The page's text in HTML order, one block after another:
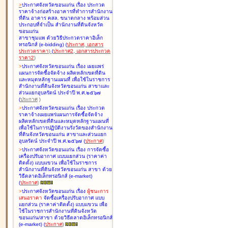
>ประกาศจังหวัดขอนแก่น เรื่อง ประกวด
ราคาจ้างก่อสร้างอาคารที่ทำการสำนักงาน
ที่ดิน อาคาร คสล. ขนาดกลาง พร้อมส่วน
ประกอบที่จำเป็น สำนักงานที่ดินจังหวัด
ขอนแก่น
สาขาชุมแพ ด้วยวิธีประกวดราคาอิเล็ก
ทรอนิกส์ (e-bidding) (ประกาศ, เอกสาร
ประกวดราคา) (ประกาศ2, เอกสารประกวด
ราคา2)
>ประกาศจังหวัดขอนแก่น เรื่อง เผยแพร่
แผนการจัดซื้อจัดจ้าง ผลิตหลักเขตที่ดิน
และหมุดหลักฐานแผนที่ เพื่อใช้ในราชการ
สำนักงานที่ดินจังหวัดขอนแก่น สาขาและ
ส่วนแยกอุบลรัตน์ ประจำปี พ.ศ.๒๕๖๗
(ประกาศ )
>ประกาศจังหวัดขอนแก่น เรื่อง ประกวด
ราคาจ้างเผยแพร่แผนการจัดซื้อจัดจ้าง
ผลิตหลักเขตที่ดินและหมุดหลักฐานแผนที่
เพื่อใช้ในการปฏิบัติงานรังวัดของสำนักงาน
ที่ดินจังหวัดขอนแก่น สาขาและส่วนแยก
อุบลรัตน์ ประจำปี พ.ศ.๒๕๖๗ (ประกาศ)
>ประกาศจังหวัดขอนแก่น เรื่อง การจัดซื้อ
เครื่องปรับอากาศ แบบแยกส่วน (ราคาค่า
ติดตั้ง) แบบแขวน เพื่อใช้ในราชการ
สำนักงานที่ดินจังหวัดขอนแก่น สาขา ด้วย
วิธีตลาดอิเล็กทรอนิกส์ (e-market)
(ประกาศ)
>ประกาศจังหวัดขอนแก่น เรื่อง ผู้ชนะการ
เสนอราคา จัดซื้อเครื่องปรับอากาศ แบบ
แยกส่วน (ราคาค่าติดตั้ง) แบบแขวน เพื่อ
ใช้ในราชการสำนักงานที่ดินจังหวัด
ขอนแก่น/สาขา ด้วยวิธีตลาดอิเล็กทรอนิกส์
(e-market) (ประกาศ)